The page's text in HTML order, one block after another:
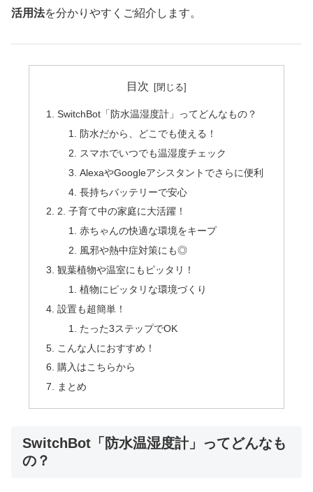
活用法を分かりやすくご紹介します。
目次
SwitchBot「防水温湿度計」ってどんなもの？
防水だから、どこでも使える！
スマホでいつでも温湿度チェック
AlexaやGoogleアシスタントでさらに便利
長持ちバッテリーで安心
2. 子育て中の家庭に大活躍！
赤ちゃんの快適な環境をキープ
風邪や熱中症対策にも◎
観葉植物や温室にもピッタリ！
植物にピッタリな環境づくり
設置も超簡単！
たった3ステップでOK
こんな人におすすめ！
購入はこちらから
まとめ
SwitchBot「防水温湿度計」ってどんなも
の？